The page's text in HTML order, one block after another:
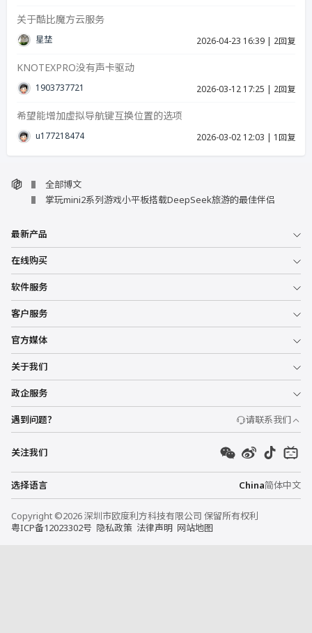
关于酷比魔方云服务
星埜 2026-04-23 16:39 | 2回复
KNOTEXPRO没有声卡驱动
19037377215 2026-03-12 17:25 | 2回复
希望能增加虚拟导航键互换位置的选项
u17721847423986 2026-03-02 12:03 | 1回复
全部博文
掌玩mini2系列游戏小平板搭载DeepSeek旅游的最佳伴侣
最新产品
在线购买
软件服务
客户服务
官方媒体
关于我们
政企服务
遇到问题？ 请联系我们
关注我们
选择语言 China简体中文
Copyright ©2026 深圳市欧度利方科技有限公司 保留所有权利
粤ICP备12023302号 隐私政策 法律声明 网站地图